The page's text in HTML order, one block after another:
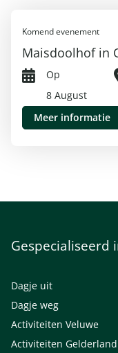
Komend evenement
Maisdoolhof in
Op
8 August
Meer informatie
Gespecialiseerd
Dagje uit
Dagje weg
Activiteiten Veluwe
Activiteiten Gelderland